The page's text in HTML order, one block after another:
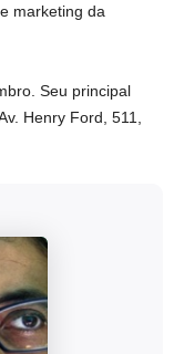
marketing da
Seu principal
Henry Ford, 511,